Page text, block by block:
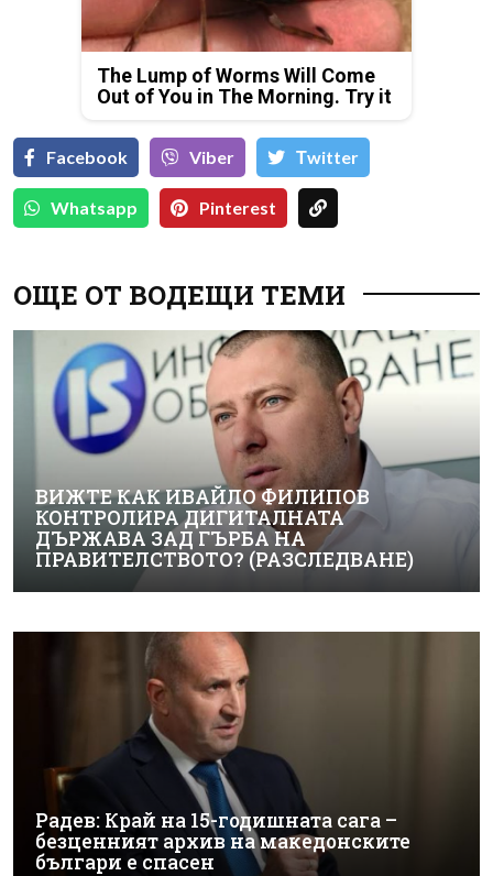
The Lump of Worms Will Come
Out of You in The Morning. Try it
Facebook Viber Тwitter
Whatsapp Pinterest
ОЩЕ ОТ ВОДЕЩИ ТЕМИ
ВИЖТЕ КАК ИВАЙЛО ФИЛИПОВ
КОНТРОЛИРА ДИГИТАЛНАТА
ДЪРЖАВА ЗАД ГЪРБА НА
ПРАВИТЕЛСТВОТО? (РАЗСЛЕДВАНЕ)
Радев: Край на 15-годишната сага –
безценният архив на македонските
българи е спасен